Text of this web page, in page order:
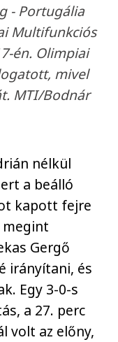
- Portugália
Multifunkciós
én. Olimpiai
mivel
MTI/Bodnár
nélkül
a beálló
kapott fejre
Gergő
irányítani, és
Egy 3-0-s
a 27. perc
volt az előny,